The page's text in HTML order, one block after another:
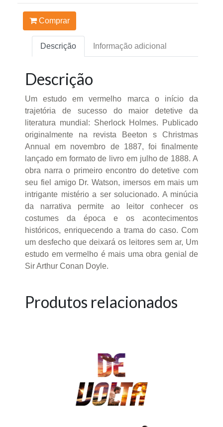
Comprar
Descrição Informação adicional
Descrição
Um estudo em vermelho marca o início da
trajetória de sucesso do maior detetive da
literatura mundial: Sherlock Holmes. Publicado
originalmente na revista Beeton s Christmas
Annual em novembro de 1887, foi finalmente
lançado em formato de livro em julho de 1888. A
obra narra o primeiro encontro do detetive com
seu fiel amigo Dr. Watson, imersos em mais um
intrigante mistério a ser solucionado. A minúcia
da narrativa permite ao leitor conhecer os
costumes da época e os acontecimentos
históricos, enriquecendo a trama do caso. Com
um desfecho que deixará os leitores sem ar, Um
estudo em vermelho é mais uma obra genial de
Sir Arthur Conan Doyle.
Produtos relacionados